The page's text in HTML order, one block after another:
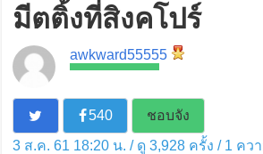
มีตติ้งที่สิงคโปร์
awkward55555
540
ชอบจัง
3 ส.ค. 61 18:20 น. / ดู 3,928 ครั้ง / 1 คว